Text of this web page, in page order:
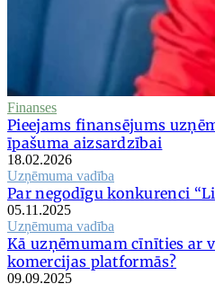
Finanses
Pieejams finansējums
īpašuma aizsardzībai
18.02.2026
Uzņēmuma vadība
Par negodīgu konkurenci
05.11.2025
Uzņēmuma vadība
Kā uzņēmumam cīnīties ar
komercijas platformās?
09.09.2025